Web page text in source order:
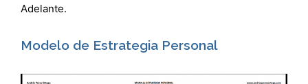
Adelante.
Modelo de Estrategia Personal